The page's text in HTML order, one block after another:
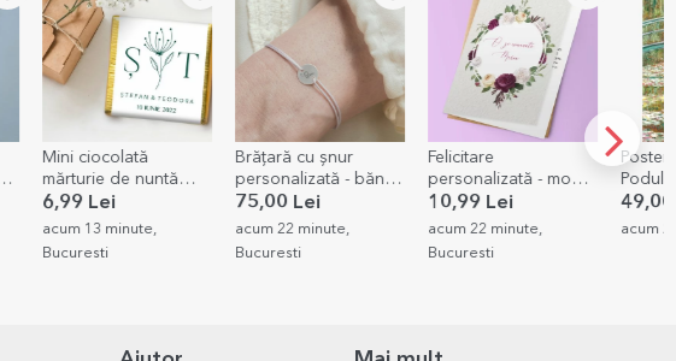
Brățară cu șnur
personalizată - bănuț
10 mm - argint 925 -
model inițială 2
75,00 Lei
acum 22 minute,
Bucuresti
Felicitare
personalizată - model
flori
10,99 Lei
acum 22 minute,
Bucuresti
Poster Claude Monet,
Podul peste un iaz cu
nuferi 1899
49,00 Lei
acum 29 minute, Timis
Pernă
cu o
acum